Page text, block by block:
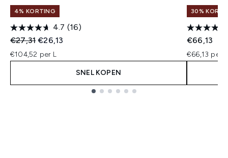
4% KORTING
4.7 (16)
Recommended Retail Price:
€27,31Huidige prijs:
€26,13
€104,52 per L
SNEL KOPEN
30%
€66,13
€66,13 per L